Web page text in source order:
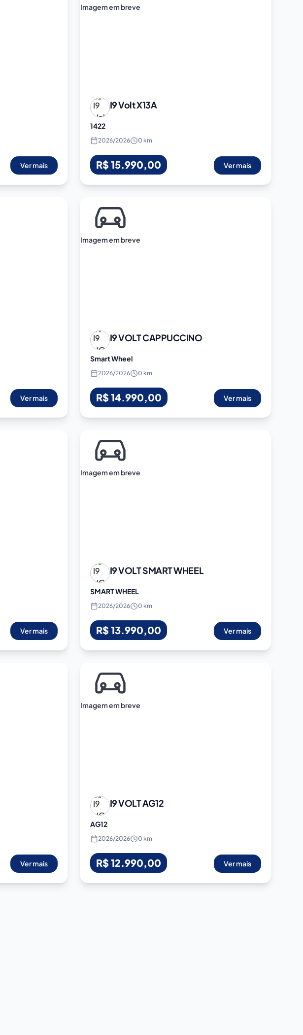
Ver mais
Imagem em breve
I9 VoltX13A
1422
2026/2026 0 km
R$ 15.990,00 Ver mais
Ver mais
Imagem em breve
I9 VOLTCAPPUCCINO
Smart Wheel
2026/2026 0 km
R$ 14.990,00 Ver mais
Ver mais
Imagem em breve
I9 VOLTSMART WHEEL
SMART WHEEL
2026/2026 0 km
R$ 13.990,00 Ver mais
Ver mais
Imagem em breve
I9 VOLTAG12
AG12
2026/2026 0 km
R$ 12.990,00 Ver mais